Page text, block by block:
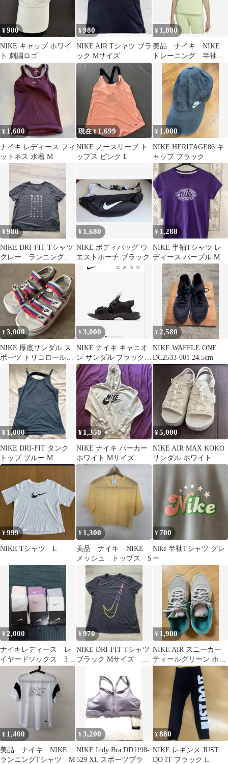
¥900
NIKE キャップ ホワイ
ト 刺繍ロゴ
¥980
NIKE AIR Tシャツ ブラ
ック Mサイズ
¥ 1,800
美品 ナイキ NIKE
トレーニング 半袖T
シャツ L
¥ 1,600
ナイキ レディース フィ
ットネス 水着 M
現在 ¥ 1,699
NIKE ノースリーブ ト
ップス ピンク L
¥ 1,000
NIKE HERITAGE86 キ
ャップ ブラック
¥980
NIKE DRI-FIT Tシャツ
グレー ランニングウ
ェア
¥ 1,680
NIKE ボディバッグ ウ
エストポーチ ブラック
¥ 1,288
NIKE 半袖Tシャツ レ
ディース パープル M
¥3,000
NIKE 厚底サンダル ス
ポーツ トリコロールカ
¥3,000
NIKE ナイキ キャニオ
ン サンダル ブラック
24cm スポーツサンダル
¥ 2,580
NIKE WAFFLE ONE
DC2533-001 24.5cm
¥ 1,000
NIKE DRI-FIT タンク
トップ ブルー M
¥ 1,350
NIKE ナイキ パーカー
ホワイト Mサイズ
¥5,000
NIKE AIR MAX KOKO
サンダル ホワイト
24cm
¥999
NIKE Tシャツ L
¥ 1,300
美品 ナイキ NIKE
メッシュ トップス S
¥700
Nike 半袖Tシャツ グレ
ー
¥ 2,000
ナイキレディース レ
イヤードソックス 3足
セット
¥970
NIKE DRI-FIT Tシャツ
ブラック Mサイズ ラ
¥ 1,900
NIKE AIR スニーカー
ティールグリーン ホワ
イトピンク女性用
¥ 1,400
美品 ナイキ NIKE
ランニングTシャツ M
¥3,200
NIKE Indy Bra DD1198-
529 XL スポーツブラ
¥880
NIKE レギンス JUST
DO IT ブラック L